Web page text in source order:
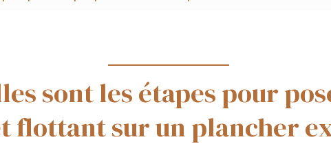
sont les étapes pour
flottant sur un plancher